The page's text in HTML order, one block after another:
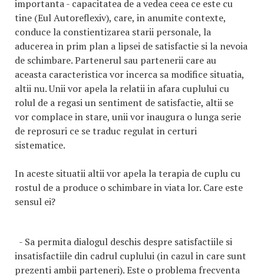
importanta - capacitatea de a vedea ceea ce este cu
tine (Eul Autoreflexiv), care, in anumite contexte,
conduce la constientizarea starii personale, la
aducerea in prim plan a lipsei de satisfactie si la nevoia
de schimbare. Partenerul sau partenerii care au
aceasta caracteristica vor incerca sa modifice situatia,
altii nu. Unii vor apela la relatii in afara cuplului cu
rolul de a regasi un sentiment de satisfactie, altii se
vor complace in stare, unii vor inaugura o lunga serie
de reprosuri ce se traduc regulat in certuri
sistematice.
In aceste situatii altii vor apela la terapia de cuplu cu
rostul de a produce o schimbare in viata lor. Care este
sensul ei?
- Sa permita dialogul deschis despre satisfactiile si
insatisfactiile din cadrul cuplului (in cazul in care sunt
prezenti ambii parteneri). Este o problema frecventa